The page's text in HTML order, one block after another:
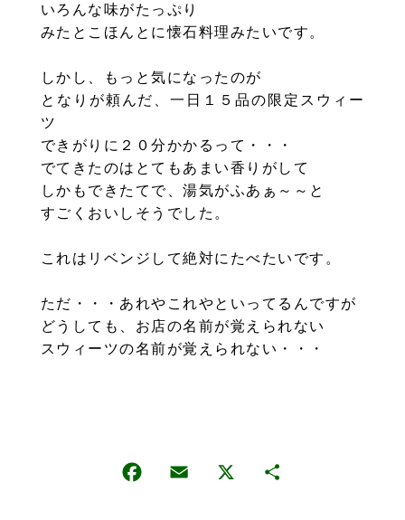
いろんな味がたっぷり
みたとこほんとに懐石料理みたいです。
しかし、もっと気になったのが
となりが頼んだ、一日１５品の限定スウィー
ツ
できがりに２０分かかるって・・・
でてきたのはとてもあまい香りがして
しかもできたてで、湯気がふあぁ～～と
すごくおいしそうでした。
これはリベンジして絶対にたべたいです。
ただ・・・あれやこれやといってるんですが
どうしても、お店の名前が覚えられない
スウィーツの名前が覚えられない・・・